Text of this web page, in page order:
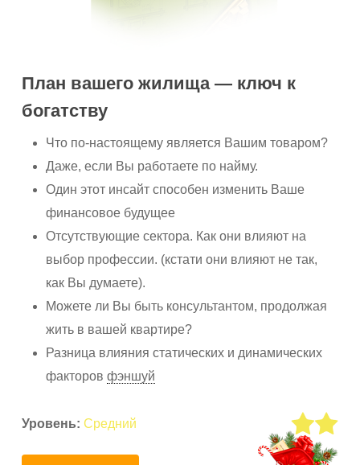
План вашего жилища — ключ к
богатству
Что по-настоящему является Вашим товаром?
Даже, если Вы работаете по найму.
Один этот инсайт способен изменить Ваше
финансовое будущее
Отсутствующие сектора. Как они влияют на
выбор профессии. (кстати они влияют не так,
как Вы думаете).
Можете ли Вы быть консультантом, продолжая
жить в вашей квартире?
Разница влияния статических и динамических
факторовфэншуй
Уровень: Средний